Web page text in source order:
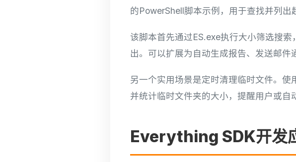
的PowerShell脚本示例，用于查找并列出
该脚本首先通过ES.exe执行大小筛选搜
出。可以扩展为自动生成报告、发送邮件
另一个实用场景是定时清理临时文件。
并统计临时文件夹的大小，提醒用户或自
Everything SDK开发